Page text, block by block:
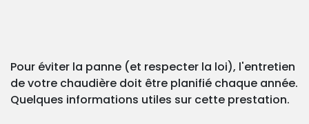
Pour éviter la panne (et respecter la loi), l'entretien
de votre chaudière doit être planifié chaque année.
Quelques informations utiles sur cette prestation.